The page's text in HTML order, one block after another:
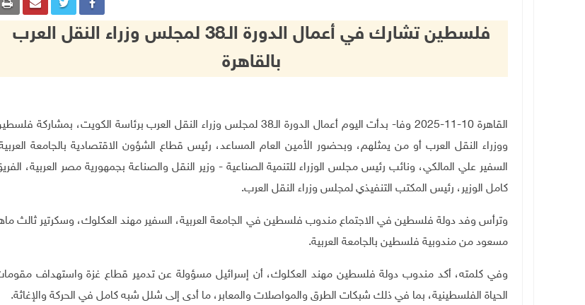
فلسطين تشارك في أعمال الدورة الـ38 لمجلس وزراء النقل العرب
بالقاهرة
القاهرة 10-11-2025 وفا- بدأت اليوم أعمال الدورة الـ38 لمجلس وزراء النقل العرب برئاسة الكويت، بمشاركة
ووزراء النقل العرب أو من يمثلهم، وبحضور الأمين العام المساعد، رئيس قطاع الشؤون الاقتصادية بالجامعة
السفير علي المالكي، ونائب رئيس مجلس الوزراء للتنمية الصناعية - وزير النقل والصناعة بجمهورية مصر العربية،
كامل الوزير، رئيس المكتب التنفيذي لمجلس وزراء النقل العرب.
وترأس وفد دولة فلسطين في الاجتماع مندوب فلسطين في الجامعة العربية، السفير مهند العكلوك، وسكرتير ثالث
مسعود من مندوبية فلسطين بالجامعة العربية.
وفي كلمته، أكد مندوب دولة فلسطين مهند العكلوك، أن إسرائيل مسؤولة عن تدمير قطاع غزة واستهداف
الحياة الفلسطينية، بما في ذلك شبكات الطرق والمواصلات والمعابر، ما أدى إلى شلل شبه كامل في الحركة والإغاثة.